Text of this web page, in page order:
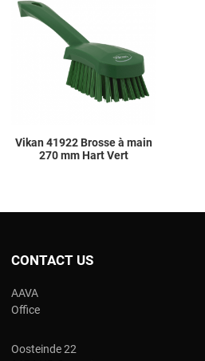
Vikan 41922 Brosse à main
270 mm Hart Vert
CONTACT US
AAVA
Office
Oosteinde 22